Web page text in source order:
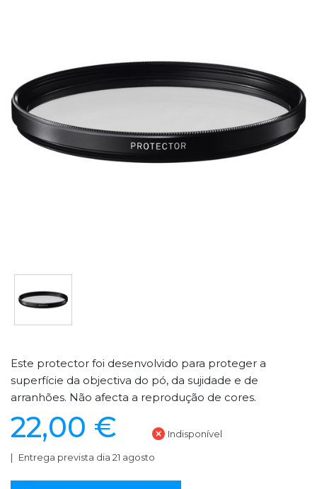
Este protector foi desenvolvido para proteger a
superfície da objectiva do pó, da sujidade e de
arranhões. Não afecta a reprodução de cores.
22,00 € Indisponível
Entrega prevista dia 21 agosto